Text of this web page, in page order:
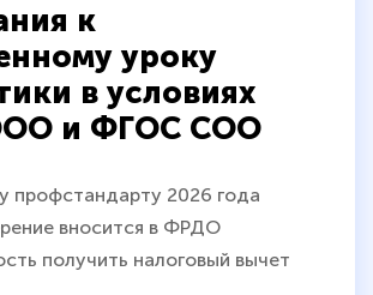
к
уроку
в условиях
и ФГОС СОО
профстандарту 2026 года
вносится в ФРДО
получить налоговый вычет